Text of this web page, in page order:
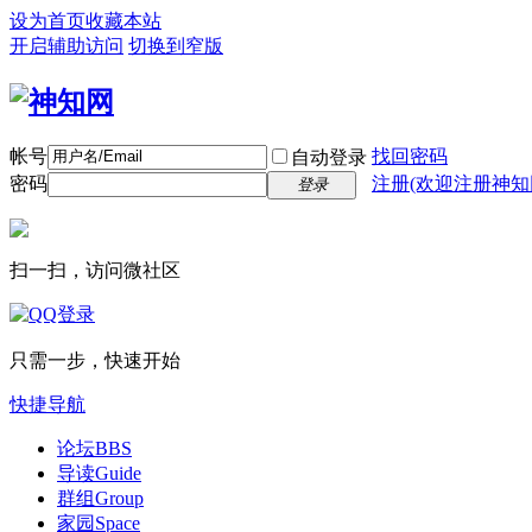
设为首页收藏本站
开启辅助访问 切换到窄版
帐号 自动登录 找回密码
密码
登录 注册(欢迎注册神
扫一扫，访问微社区
只需一步，快速开始
快捷导航
论坛BBS
导读Guide
群组Group
家园 Space